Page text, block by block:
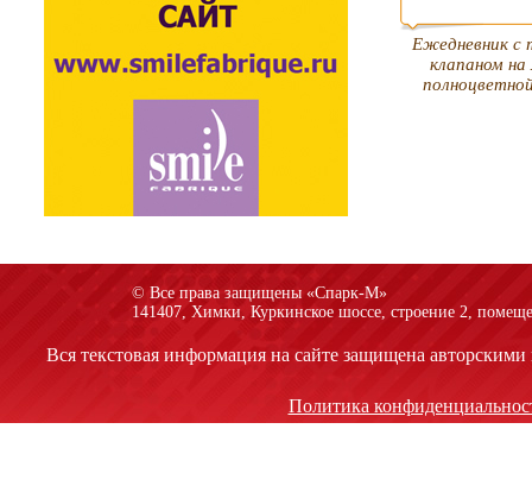
Ежедневник с
клапаном
© Все права защищены «Спарк-M»
141407, Химки, Куркинское шоссе, строение 2,
Вся текстовая информация на сайте защищена
Политика